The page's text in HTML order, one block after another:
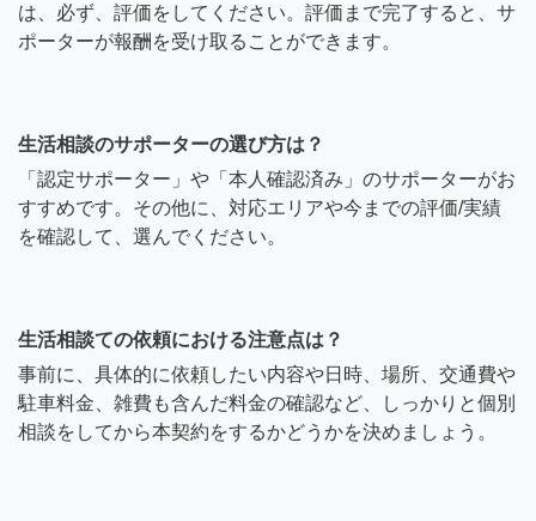
は、必ず、評価をしてください。評価まで完了すると、サ
ポーターが報酬を受け取ることができます。
生活相談のサポーターの選び方は？
「認定サポーター」や「本人確認済み」のサポーターがお
すすめです。その他に、対応エリアや今までの評価/実績
を確認して、選んでください。
生活相談ての依頼における注意点は？
事前に、具体的に依頼したい内容や日時、場所、交通費や
駐車料金、雑費も含んだ料金の確認など、しっかりと個別
相談をしてから本契約をするかどうかを決めましょう。